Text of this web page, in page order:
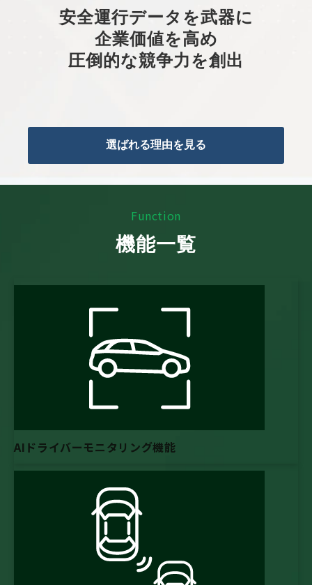
安全運行データを武器に
企業価値を高め
圧倒的な競争力を創出
選ばれる理由を見る
Function
機能一覧
AIドライバーモニタリング機能